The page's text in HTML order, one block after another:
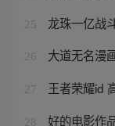
25 龙珠一亿战
26 大道无名漫
27 王者荣耀id
28 好的电影作